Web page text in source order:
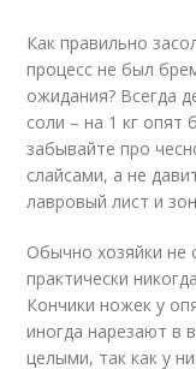
Как правильно
процесс не был
ожидания? Всегда
соли – на 1 кг опят
забывайте про
слайсами, а не
лавровый лист и
Обычно хозяйки не
практически
Кончики ножек у
иногда нарезают в
целыми, так как у